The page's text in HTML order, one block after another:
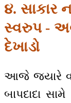
૪. સાકાર
સ્વરુપ -
દેખાડો
આજે જ્યારે
બાપદાદા